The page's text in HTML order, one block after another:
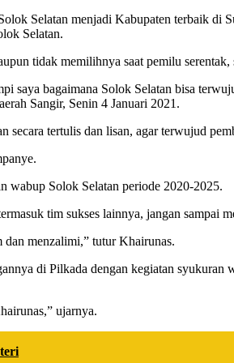
Selatan menjadi Kabupaten terbaik di
Selatan.
tidak memilihnya saat pemilu
bagaimana Solok Selatan bisa
Sangir, Senin 4 Januari 2021.
tertulis dan lisan, agar terwujud
wabup Solok Selatan periode 2020-2025.
tim sukses lainnya, jangan sampai
dan menzalimi,” tutur Khairunas.
di Pilkada dengan kegiatan
ujarnya.